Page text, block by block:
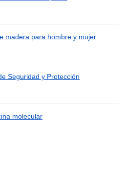
madera para hombre y mujer
Seguridad y Protección
molecular